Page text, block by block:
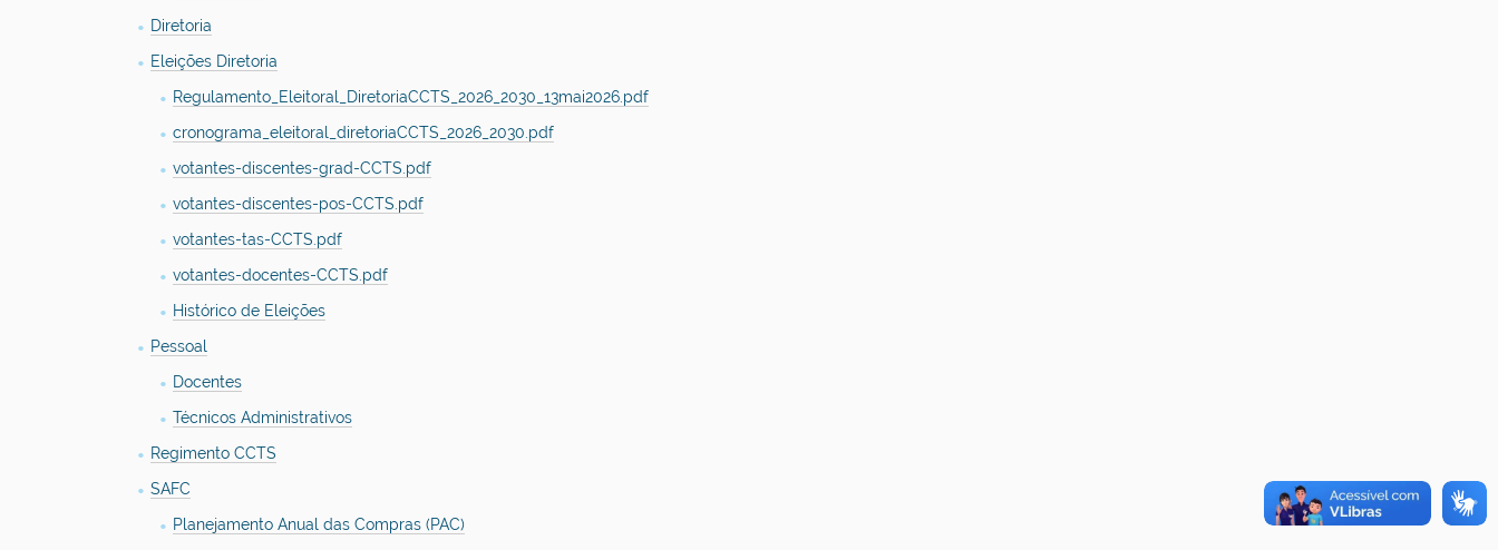
Diretoria
Eleições Diretoria
Regulamento_Eleitoral_DiretoriaCCTS_2026_2030_13mai2026.pdf
cronograma_eleitoral_diretoriaCCTS_2026_2030.pdf
votantes-discentes-grad-CCTS.pdf
votantes-discentes-pos-CCTS.pdf
votantes-tas-CCTS.pdf
votantes-docentes-CCTS.pdf
Histórico de Eleições
Pessoal
Docentes
Técnicos Administrativos
Regimento CCTS
SAFC
Planejamento Anual das Compras (PAC)